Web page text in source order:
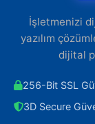
İşletmenizi
yazılım
dijital
256-Bit SSL
3D Secure